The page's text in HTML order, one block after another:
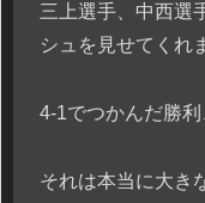
三上選手、中西選
シュを見せてくれ
4-1でつかんだ勝利
それは本当に大き